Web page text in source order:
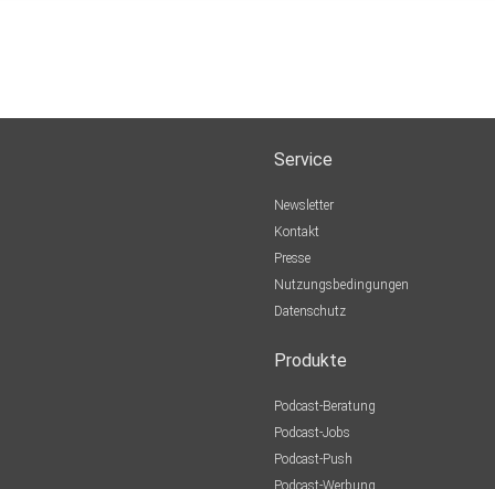
Service
Newsletter
Kontakt
Presse
Nutzungsbedingungen
Datenschutz
Produkte
Podcast-Beratung
Podcast-Jobs
Podcast-Push
Podcast-Werbung